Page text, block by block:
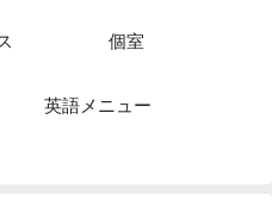
「やんばる国立公園」とし
した。やんばるの森は、自然
個室
英語メニュー